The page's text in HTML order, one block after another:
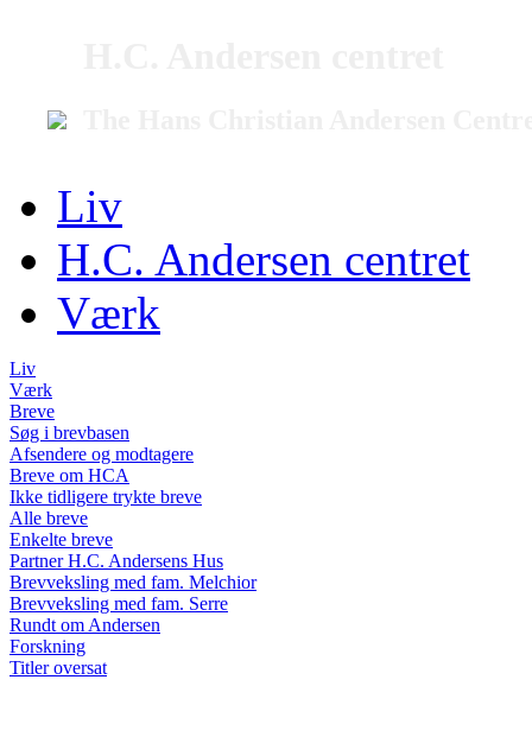
Liv
H.C. Andersen centret
Værk
Liv
Værk
Breve
Søg i brevbasen
Afsendere og modtagere
Breve om HCA
Ikke tidligere trykte breve
Alle breve
Enkelte breve
Partner H.C. Andersens Hus
Brevveksling med fam. Melchior
Brevveksling med fam. Serre
Rundt om Andersen
Forskning
Titler oversat